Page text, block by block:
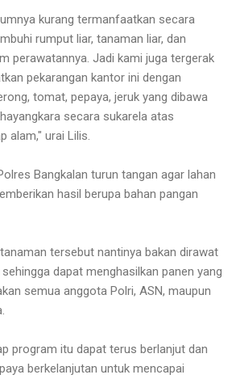
kurang termanfaatkan secara
rumput liar, tanaman liar, dan
perawatannya. Jadi kami juga tergerak
pekarangan kantor ini dengan
tomat, pepaya, jeruk yang dibawa
secara sukarela atas
alam," urai Lilis.
Bangkalan turun tangan agar lahan
hasil berupa bahan pangan
tersebut nantinya bakan dirawat
dapat menghasilkan panen yang
semua anggota Polri, ASN, maupun
program itu dapat terus berlanjut dan
berkelanjutan untuk mencapai